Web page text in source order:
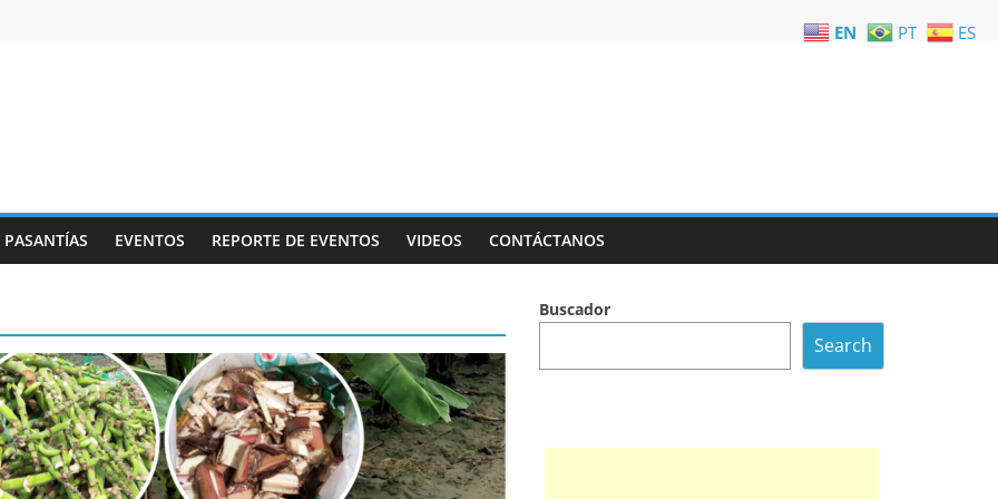
PASANTÍAS EVENTOS REPORTE DE EVENTOS VIDEOS CONTÁCTANOS
Buscador
Search
EN PT ES